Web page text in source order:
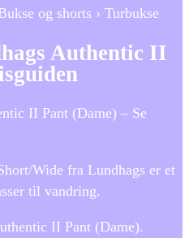
og shorts › Turbukse
Authentic II
II Pant (Dame) – Se
Wide fra Lundhags er et
til vandring.
II Pant (Dame).